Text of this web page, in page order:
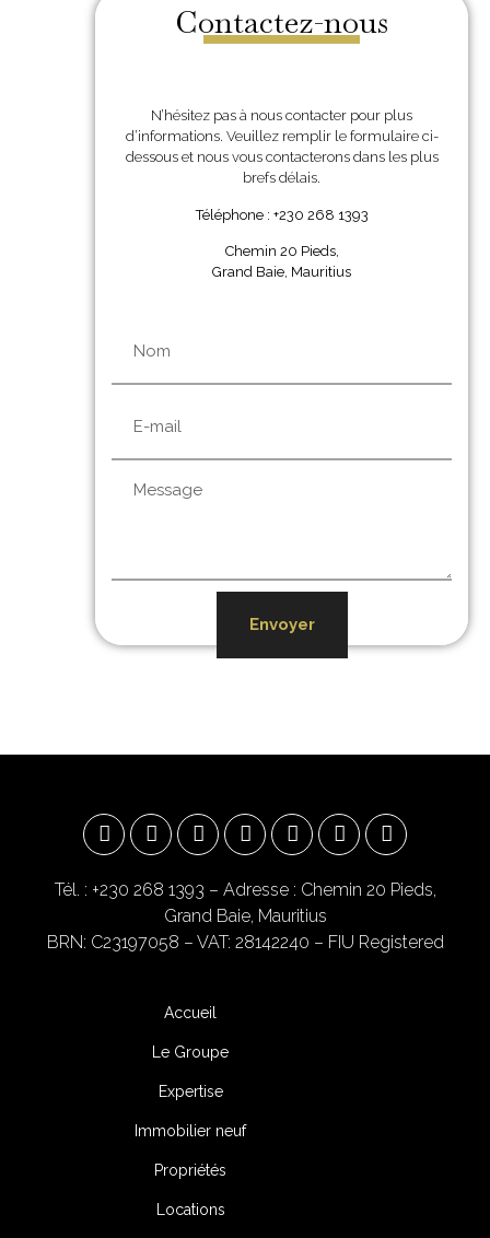
Contactez-nous
N’hésitez pas à nous contacter pour plus
d’informations. Veuillez remplir le formulaire ci-
dessous et nous vous contacterons dans les plus
brefs délais.
Téléphone : +230 268 1393
Chemin 20 Pieds,
Grand Baie, Mauritius
Envoyer
Tél. : +230 268 1393 – Adresse : Chemin 20 Pieds,
Grand Baie, Mauritius
BRN: C23197058 – VAT: 28142240 – FIU Registered
Accueil
Le Groupe
Expertise
Immobilier neuf
Propriétés
Locations